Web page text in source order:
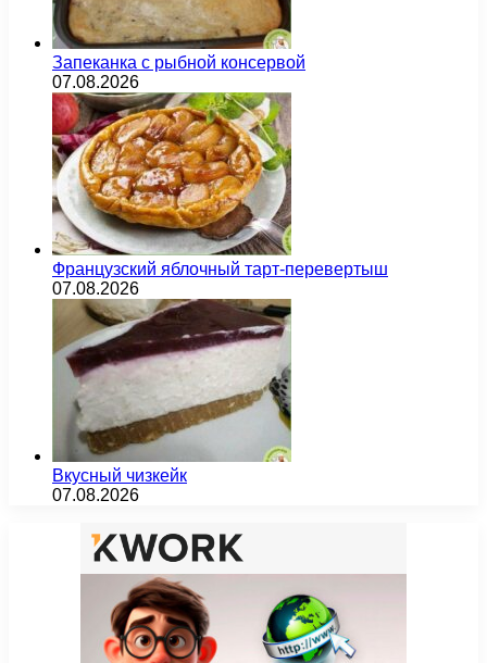
Запеканка с рыбной консервой
07.08.2026
Французский яблочный тарт-перевертыш
07.08.2026
Вкусный чизкейк
07.08.2026